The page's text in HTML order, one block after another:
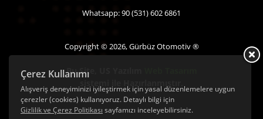
Çerez Kullanımı
Alışveriş deneyiminizi iyileştirmek için yasal düzenlemelere uygun
çerezler (cookies) kullanıyoruz. Detaylı bilgi için
Gizlilik ve Çerez Politikası sayfamızı inceleyebilirsiniz.
Whatsapp: 90 (531) 602 6861
Copyright © 2026, Gürbüz Otomotiv ®
Bu Site,